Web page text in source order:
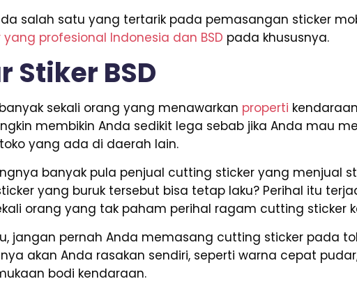
salah satu yang tertarik pada pemasangan sticker
profesional Indonesia dan BSD pada khususnya.
Stiker BSD
sekali orang yang menawarkan properti
membikin Anda sedikit lega sebab jika Anda mau
yang ada di daerah lain.
banyak pula penjual cutting sticker yang menjual
yang buruk tersebut bisa tetap laku? Perihal itu
orang yang tak paham perihal ragam cutting sticker
jangan pernah Anda memasang cutting sticker pada
akan Anda rasakan sendiri, seperti warna cepat
bodi kendaraan.